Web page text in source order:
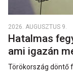
2026. AUGUSZTUS 9.
Hatalmas
ami igazán
Törökország döntő